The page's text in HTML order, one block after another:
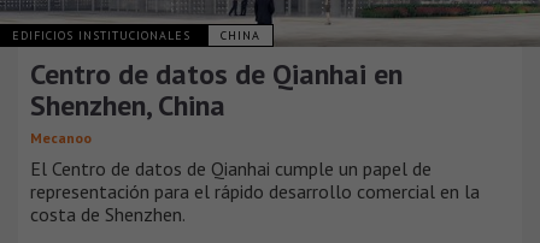
EDIFICIOS INSTITUCIONALES CHINA
Centro de datos de Qianhai en
Shenzhen, China
Mecanoo
El Centro de datos de Qianhai cumple un papel de
representación para el rápido desarrollo comercial en la
costa de Shenzhen.